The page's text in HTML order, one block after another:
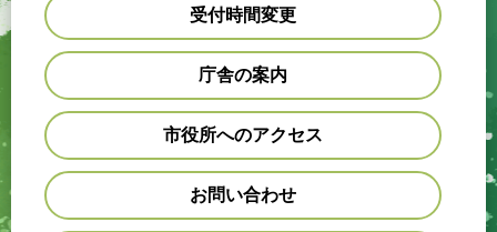
受付時間変更
庁舎の案内
市役所へのアクセス
お問い合わせ